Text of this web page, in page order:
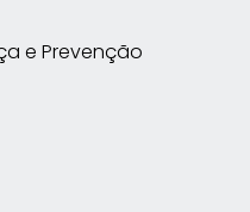
e Prevenção